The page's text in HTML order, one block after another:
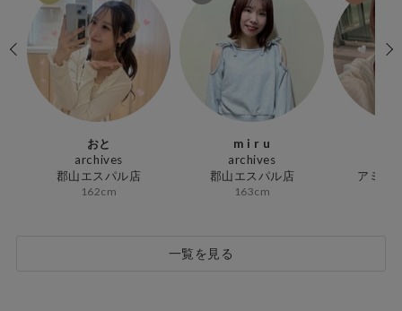
おと
archives
郡山エスパル店
162cm
m i r u
archives
郡山エスパル店
163cm
アミュ
一覧を見る